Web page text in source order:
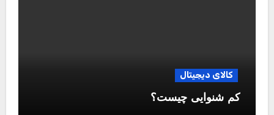
کالای دیجیتال
کم شنوایی چیست؟